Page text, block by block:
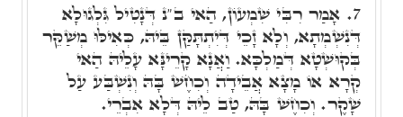
7. אָמַר רִבִּי שִׁמְעוֹן, הַאי ב"נ דְּנָטִיל גִּלְגוּלָא
דְּנִשְׁמְתָא, וְלָא זָכֵי דְּיִתְתָּקַּן בֵּיהּ, כְּאִילּוּ מְשַׁקֵּר
בְּקוּשְׁטָא דְּמַלְכָּא. וַאֲנָא קָרֵינָּא עָלֵיהּ הַאי
קְרָא אוֹ מָצָא אֲבֵידָה וְכִחֶשׁ בָּהּ וְנִשְׁבַּע עַל
שָׁקֶר. וְכִחֶשׁ בָּהּ, טַב לֵיהּ דְּלָא אִבְרֵי.